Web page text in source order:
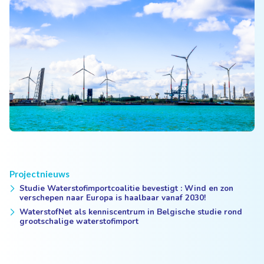
Projectnieuws
Studie Waterstofimportcoalitie bevestigt : Wind en zon
verschepen naar Europa is haalbaar vanaf 2030!
WaterstofNet als kenniscentrum in Belgische studie rond
grootschalige waterstofimport